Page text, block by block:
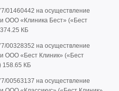
01460442 на осуществление
ООО «Клиника Бест» («Бест
374.25 КБ
00328352 на осуществление
ООО «Бест Клиник» («Бест
158.65 КБ
00563137 на осуществление